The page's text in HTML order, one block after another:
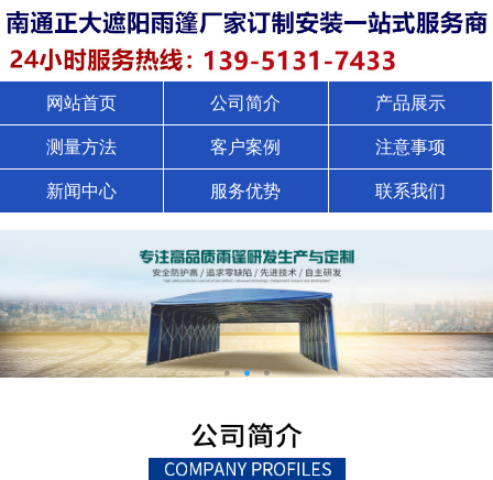
网站首页 公司简介 产品展示
测量方法 客户案例 注意事项
新闻中心 服务优势 联系我们